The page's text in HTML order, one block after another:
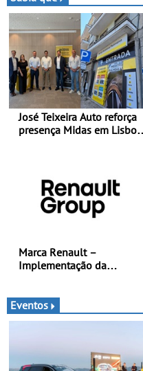
José Teixeira Auto reforça
presença Midas em Lisboa
Marca Renault –
Implementação da
eletrificação e criação de
valor
Eventos